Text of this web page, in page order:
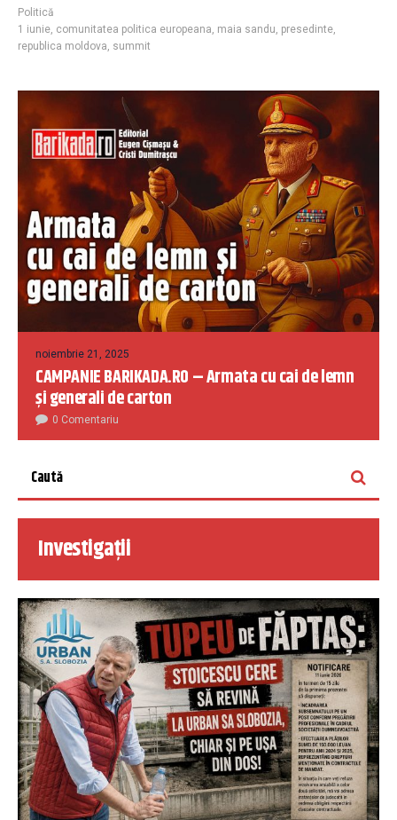
Politică
1 iunie, comunitatea politica europeana, maia sandu, presedinte,
republica moldova, summit
noiembrie 21, 2025
CAMPANIE BARIKADA.RO – Armata cu cai de lemn
și generali de carton
0 Comentariu
Investigații